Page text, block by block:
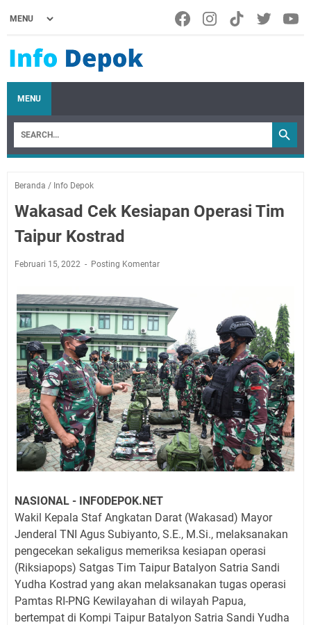
MENU
Beranda / Info Depok
Wakasad Cek Kesiapan Operasi Tim
Taipur Kostrad
Februari 15, 2022 Posting Komentar
NASIONAL - INFODEPOK.NET
Wakil Kepala Staf Angkatan Darat (Wakasad) Mayor
Jenderal TNI Agus Subiyanto, S.E., M.Si., melaksanakan
pengecekan sekaligus memeriksa kesiapan operasi
(Riksiapops) Satgas Tim Taipur Batalyon Satria Sandi
Yudha Kostrad yang akan melaksanakan tugas operasi
Pamtas RI-PNG Kewilayahan di wilayah Papua,
bertempat di Kompi Taipur Batalyon Satria Sandi Yudha